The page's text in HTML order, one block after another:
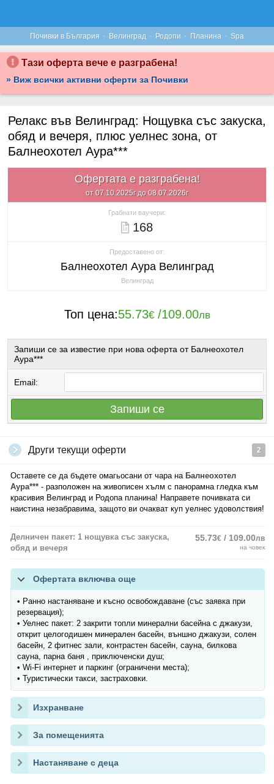
Почивки в България · Велинград · Родопи · Планина · Spa
Тази оферта вече е разграбена!
» Виж всички активни оферти за Почивки
Релакс във Велинград: Нощувка със закуска,
обяд и вечеря, плюс уелнес зона, от
Балнеохотел Аура***
Офертата е разграбена!
от 07.10.2025г до 08.07.2026г
Грабнати ваучери:
168
Предоставено от:
Балнеохотел Аура Велинград
Велинград
Топ цена:55.73€/109.00лв
Запиши се за известие при нова оферта от Балнеохотел
Аура***
Email:
Запиши се
Други текущи оферти 2
Оставете се да бъдете омагьосани от чара на Балнеохотел
Аура*** - разположен на живописен хълм с панорамна гледка към
красивия Велинград и Родопа планина! Направете почивката си
наистина незабравима, защото ви очакват куп уелнес удоволствия!
Делничен пакет: 1 нощувка със закуска,
обяд и вечеря
55.73€ / 109.00лв
на човек
Офертата включва още
• Ранно настаняване и късно освобождаване (със заявка при
резервация);
• Уелнес пакет: 2 закрити топли минерални басейна с джакузи,
открит целогодишен минерален басейн, външно джакузи, солен
басейн, 2 фитнес зали, контрастен басейн, сауна, билкова
сауна, парна баня , приключенски душ;
• Wi-Fi интернет и паркинг (ограничени места);
• Туристически такси, застраховки.
Изхранване
За помещенията
Настаняване с деца